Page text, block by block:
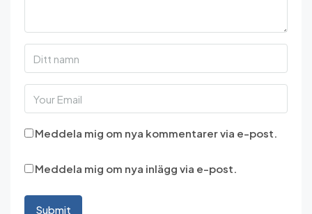
Meddela mig om nya kommentarer via e-post.
Meddela mig om nya inlägg via e-post.